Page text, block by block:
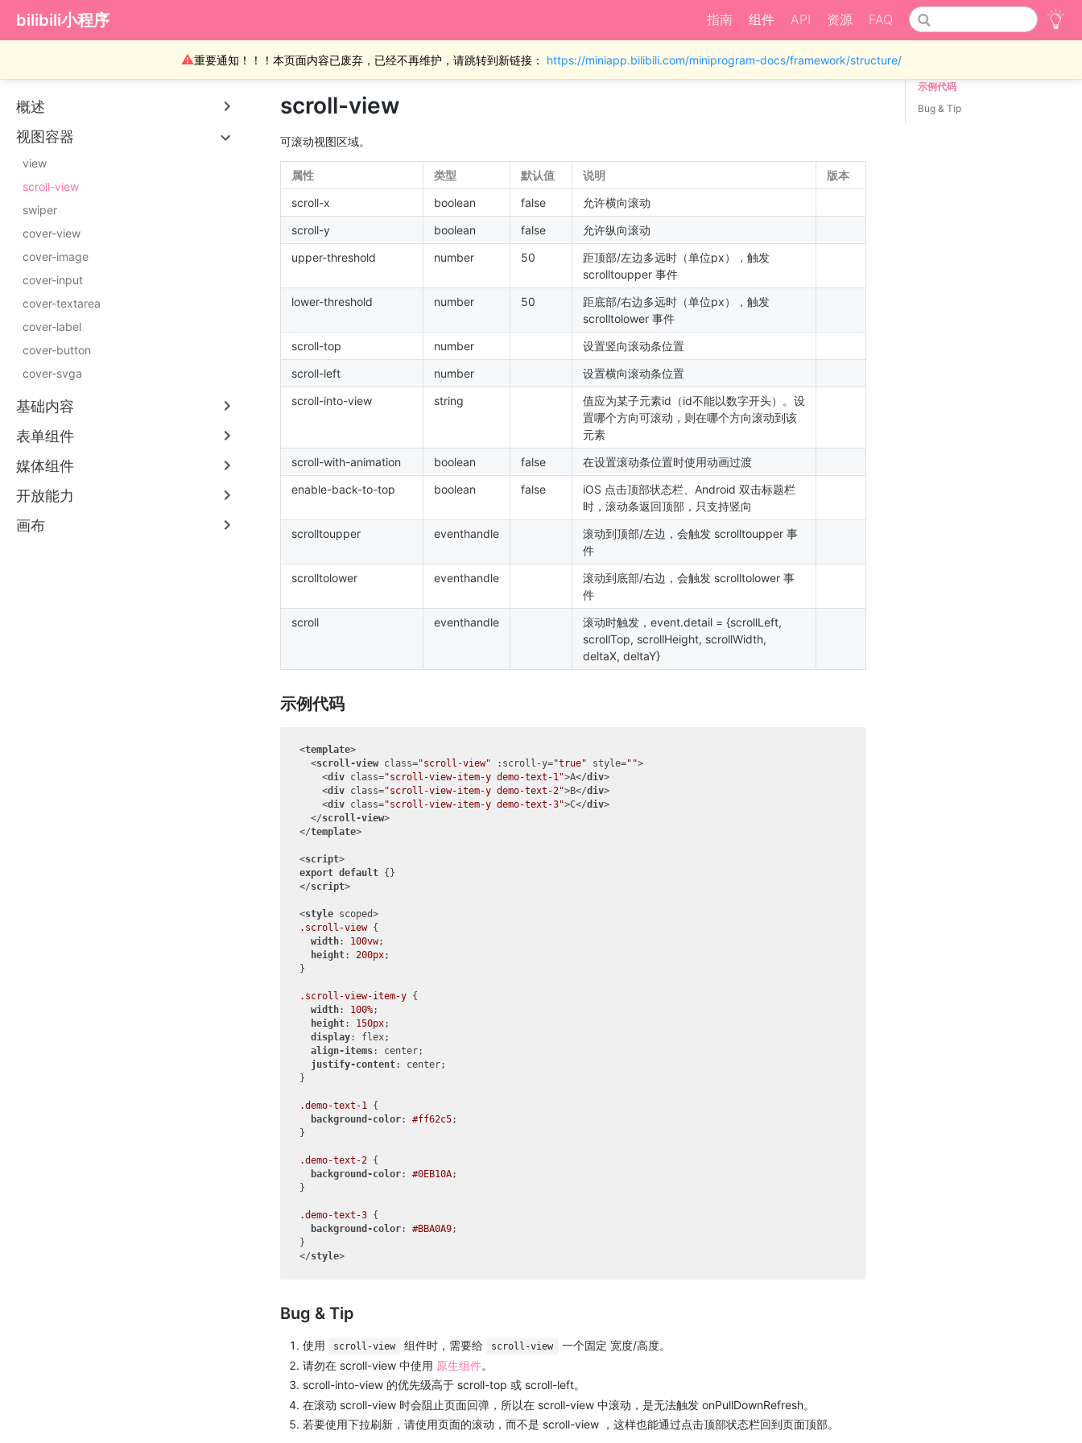
bilibili小程序 指南 组件 API 资源 FAQ
⚠重要通知！！！本页面内容已废弃，已经不再维护，请跳转到新链接： https://miniapp.bilibili.com/miniprogram-docs/framework/structure/
概述
视图容器
view
scroll-view
swiper
cover-view
cover-image
cover-input
cover-textarea
cover-label
cover-button
cover-svga
基础内容
表单组件
媒体组件
开放能力
画布
scroll-view
可滚动视图区域。
属性 类型 默认值 说明
版本
scroll-x
boolean false
允许横向滚动
scroll-y
boolean false
允许纵向滚动
upper-threshold
number 50
距顶部/左边多远时（单位px），触发
scrolltoupper 事件
lower-threshold
number 50
距底部/右边多远时（单位px），触发
scrolltolower 事件
scroll-top
number
设置竖向滚动条位置
scroll-left
number
设置横向滚动条位置
scroll-into-view
string
值应为某子元素id（id不能以数字开头）。设
置哪个方向可滚动，则在哪个方向滚动到该
元素
scroll-with-animation
boolean false
在设置滚动条位置时使用动画过渡
enable-back-to-top
boolean false
iOS 点击顶部状态栏、Android 双击标题栏
时，滚动条返回顶部，只支持竖向
scrolltoupper
eventhandle
滚动到顶部/左边，会触发 scrolltoupper 事
件
scrolltolower
eventhandle
滚动到底部/右边，会触发 scrolltolower 事
件
scroll
eventhandle
滚动时触发，event.detail = {scrollLeft,
scrollTop, scrollHeight, scrollWidth,
deltaX, deltaY}
示例代码
<template>
<scroll-view class="scroll-view" :scroll-y="true" style="">
<div class="scroll-view-item-y demo-text-1">A</div>
<div class="scroll-view-item-y demo-text-2">B</div>
<div class="scroll-view-item-y demo-text-3">C</div>
</scroll-view>
</template>
<script>
export default
</script>
<style scoped>
.scroll-view {
width: 100vw;
height: 200px;
}
.scroll-view-item-y {
width: 100%;
height: 150px;
display: flex;
align-items: center;
justify-content: center;
}
.demo-text-1 {
background-color: #ff62c5;
}
.demo-text-2 {
background-color: #0EB10A;
}
.demo-text-3 {
background-color: #BBA0A9;
</style>
Bug & Tip
使用 scroll-view 组件时，需要给 scroll-view
一个固定 宽度/高度。
请勿在 scroll-view 中使用 原生组件。
scroll-into-view 的优先级高于 scroll-top 或 scroll-left。
在滚动 scroll-view 时会阻止页面回弹，所以在 scroll-view 中滚动，是无法触发 onPullDownRefresh。
若要使用下拉刷新，请使用页面的滚动，而不是 scroll-view ，这样也能通过点击顶部状态栏回到页面顶部。
示例代码
Bug & Tip